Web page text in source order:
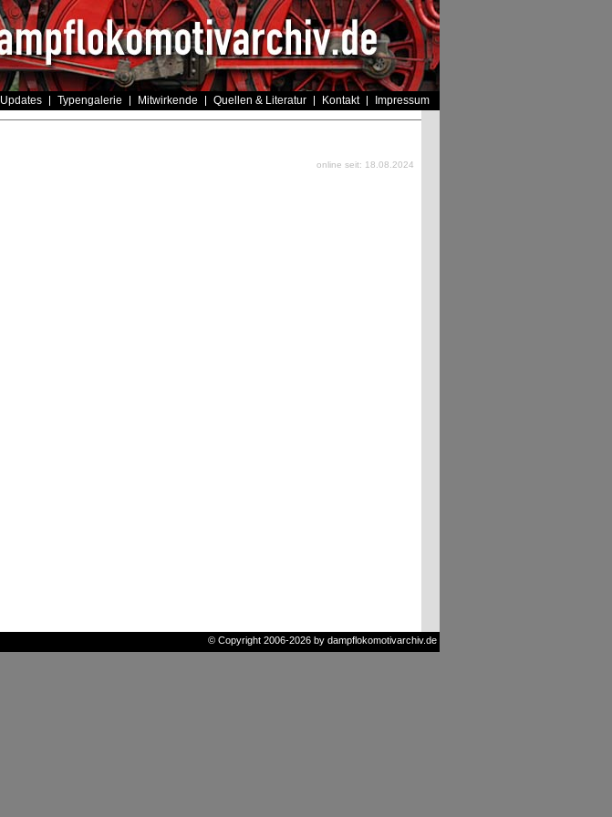
Updates Typengalerie Mitwirkende Quellen & Literatur Kontakt Impressum
online seit: 18.08.2024
© Copyright 2006-2026 by dampflokomotivarchiv.de